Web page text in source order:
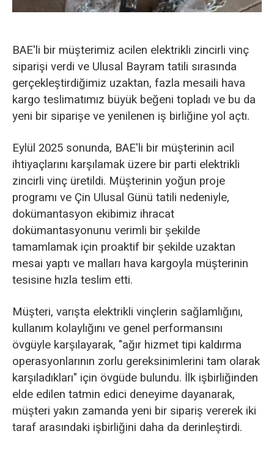
BAE'li bir müşterimiz acilen elektrikli zincirli vinç
siparişi verdi ve Ulusal Bayram tatili sırasında
gerçekleştirdiğimiz uzaktan, fazla mesaili hava
kargo teslimatımız büyük beğeni topladı ve bu da
yeni bir siparişe ve yenilenen iş birliğine yol açtı.
Eylül 2025 sonunda, BAE'li bir müşterinin acil
ihtiyaçlarını karşılamak üzere bir parti elektrikli
zincirli vinç üretildi. Müşterinin yoğun proje
programı ve Çin Ulusal Günü tatili nedeniyle,
dokümantasyon ekibimiz ihracat
dokümantasyonunu verimli bir şekilde
tamamlamak için proaktif bir şekilde uzaktan
mesai yaptı ve malları hava kargoyla müşterinin
tesisine hızla teslim etti.
Müşteri, varışta elektrikli vinçlerin sağlamlığını,
kullanım kolaylığını ve genel performansını
övgüyle karşılayarak, "ağır hizmet tipi kaldırma
operasyonlarının zorlu gereksinimlerini tam olarak
karşıladıkları" için övgüde bulundu. İlk işbirliğinden
elde edilen tatmin edici deneyime dayanarak,
müşteri yakın zamanda yeni bir sipariş vererek iki
taraf arasındaki işbirliğini daha da derinleştirdi.